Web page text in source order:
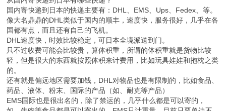
从国内寄快递到日本有哪些快递？
国内寄快递到日本的快递主要有：DHL、EMS、Ups、Fedex、等。
像大名鼎鼎的DHL类似于国内的顺丰，速度快，服务很好，几乎在各
国都有点，而且还有自己的飞机。
DHL速度快，时效比较稳定，可日本全境派送到门。
只不过收费可能会比较贵，算体积重，所谓的体积重就是货物比较
轻，但是很大的东西就按照体积来计费用，比如玩具娃娃和抱枕之类
的。
还有就是偏远地区需要加钱，DHL对物品也是有限制的，比如食品、
药品、液体、粉末、国际的产品（如、耐克等产品）
EMS国际也是很出名的，除了禁运的，几乎什么都是可以寄的，